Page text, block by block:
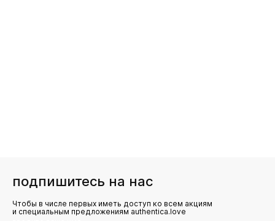
подпишитесь на нас
Чтобы в числе первых иметь доступ ко всем акциям
и специальным предложениям authentica.love